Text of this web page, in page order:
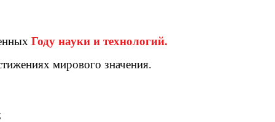
Году науки и технологий.
мирового значения.